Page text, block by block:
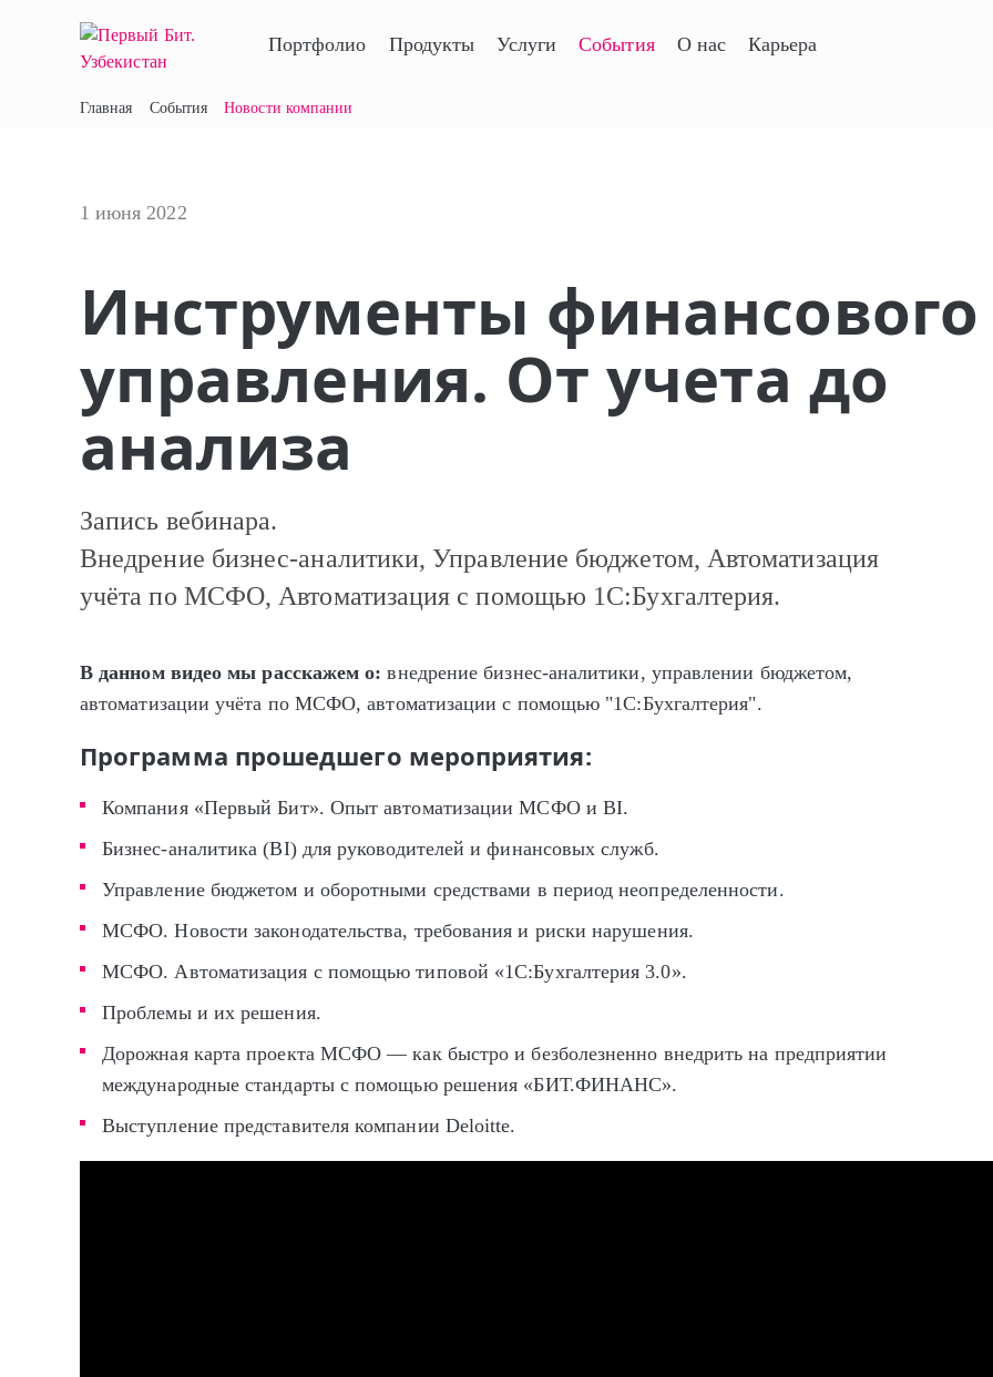
Портфолио Продукты Услуги События О нас Карьера
Главная События Новости компании
1 июня 2022
Инструменты финансового
управления. От учета до
анализа
Запись вебинара.
Внедрение бизнес-аналитики, Управление бюджетом, Автоматизация
учёта по МСФО, Автоматизация с помощью 1С:Бухгалтерия.
В данном видео мы расскажем о: внедрение бизнес-аналитики, управлении бюджетом,
автоматизации учёта по МСФО, автоматизации с помощью "1С:Бухгалтерия".
Программа прошедшего мероприятия:
Компания «Первый Бит». Опыт автоматизации МСФО и BI.
Бизнес-аналитика (BI) для руководителей и финансовых служб.
Управление бюджетом и оборотными средствами в период неопределенности.
МСФО. Новости законодательства, требования и риски нарушения.
МСФО. Автоматизация с помощью типовой «1С:Бухгалтерия 3.0».
Проблемы и их решения.
Дорожная карта проекта МСФО — как быстро и безболезненно внедрить на предприятии
международные стандарты с помощью решения «БИТ.ФИНАНС».
Выступление представителя компании Deloitte.